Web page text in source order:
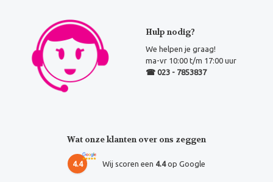
Hulp nodig?
We helpen je graag!
ma-vr 10:00 t/m 17:00 uur
☎ 023 - 7853837
Wat onze klanten over ons zeggen
4.4 Wij scoren een 4.4op Google